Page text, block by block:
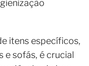
itens específicos,
e sofás, é crucial